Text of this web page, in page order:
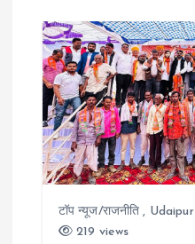
टॉप न्यूज/राजनीति , Udaipur
219 views